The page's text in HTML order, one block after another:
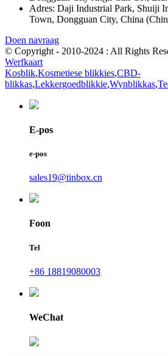
Adres: Daji Industrial Park, Shuiji
Town, Dongguan City, China
Doen navraag
© Copyright - 2010-2024 : All Rights
Werfkaart
Kosblik,Kosmetiese blikkies,CBD-
blikkas,Lekkergoedblikkie,Wynblikkas,
E-pos
e-pos
sales19@tinbox.cn
Foon
Tel
+86 18819080003
WeChat